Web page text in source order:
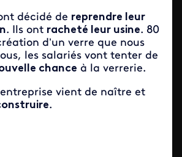
décidé de reprendre leur
. Ils ont racheté leur usine. 80
d’un verre que nous
les salariés vont tenter de
chance à la verrerie.
vient de naître et
.